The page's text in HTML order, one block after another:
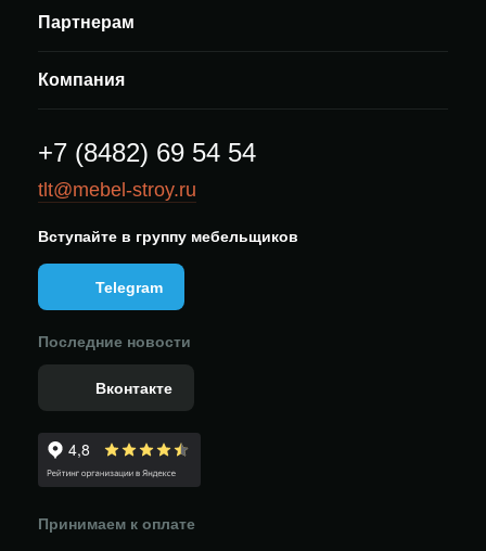
Партнерам
Компания
+7 (8482) 69 54 54
tlt@mebel-stroy.ru
Вступайте в группу мебельщиков
Telegram
Последние новости
Вконтакте
Принимаем к оплате